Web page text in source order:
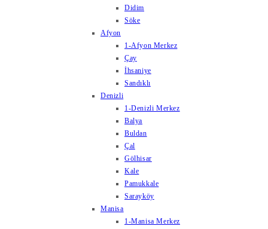
Didim
Söke
Afyon
1-Afyon Merkez
Çay
İhsaniye
Sandıklı
Denizli
1-Denizli Merkez
Balya
Buldan
Çal
Gölhisar
Kale
Pamukkale
Sarayköy
Manisa
1-Manisa Merkez